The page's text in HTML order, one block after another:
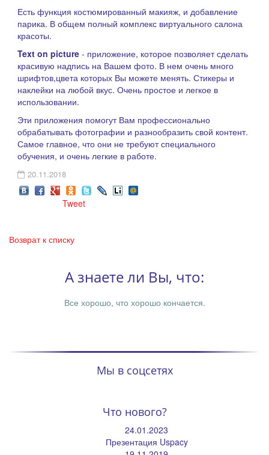
Есть функция костюмированный макияж, и добавление
парика. В общем полный комплекс виртуального салона
красоты.
Text on picture - приложение, которое позволяет сделать
красивую надпись на Вашем фото. В нем очень много
шрифтов,цвета которых Вы можете менять. Стикеры и
наклейки на любой вкус. Очень простое и легкое в
использовании.
Эти приложения помогут Вам профессионально
обрабатывать фотографии и разнообразить свой контент.
Самое главное, что они не требуют специального
обучения, и очень легкие в работе.
20.11.2018
Tweet
Возврат к списку
А знаете ли Вы, что:
Все хорошо, что хорошо кончается.
Мы в соцсетях
Что нового?
24.01.2023
Презентация Uspacy